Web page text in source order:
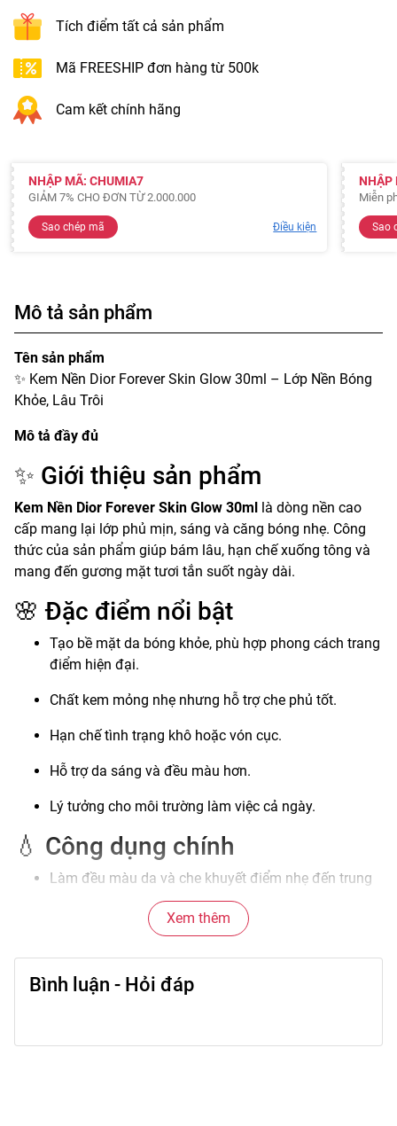
Tích điểm tất cả sản phẩm
Mã FREESHIP đơn hàng từ 500k
Cam kết chính hãng
NHẬP MÃ: CHUMIA7
GIẢM 7% CHO ĐƠN TỪ 2.000.000
Sao chép mã Điều kiện
NHẬP
Miễn
Sao
Mô tả sản phẩm
Tên sản phẩm
✨ Kem Nền Dior Forever Skin Glow 30ml – Lớp Nền Bóng
Khỏe, Lâu Trôi
Mô tả đầy đủ
✨ Giới thiệu sản phẩm
Kem Nền Dior Forever Skin Glow 30ml
là dòng nền cao
cấp mang lại lớp phủ mịn, sáng và căng bóng nhẹ. Công
thức của sản phẩm giúp bám lâu, hạn chế xuống tông và
mang đến gương mặt tươi tắn suốt ngày dài.
🌸 Đặc điểm nổi bật
Tạo bề mặt da bóng khỏe, phù hợp phong cách trang
điểm hiện đại.
Chất kem mỏng nhẹ nhưng hỗ trợ che phủ tốt.
Hạn chế tình trạng khô hoặc vón cục.
Hỗ trợ da sáng và đều màu hơn.
Lý tưởng cho môi trường làm việc cả ngày.
💧 Công dụng chính
Làm đều màu da và che khuyết điểm nhẹ đến trung
Duy trì độ ẩm giúp da mịn và mềm.
Giúp lớp trang điểm bám lâu.
Xem thêm
Bình luận - Hỏi đáp